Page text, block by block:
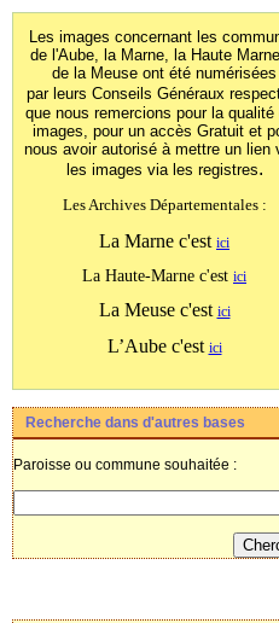
Les images concernant les
de l'Aube, la Marne, la Haute
de la Meuse ont été numérisées
par leurs Conseils Généraux
que nous remercions pour la qualité
images, pour un accès Gratuit et
nous avoir autorisé à mettre un lien
les images via les registres.
Les Archives Départementales :
La Marne c'est ici
La Haute-Marne c'est ici
La Meuse c'est ici
L’Aube c'est ici
Recherche dans d'autres bases
Paroisse ou commune souhaitée :